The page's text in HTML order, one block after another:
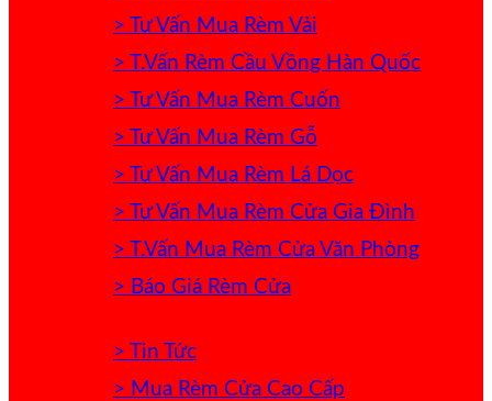
> Tư Vấn Mua Rèm Vải
> T.Vấn Rèm Cầu Vồng Hàn Quốc
> Tư Vấn Mua Rèm Cuốn
> Tư Vấn Mua Rèm Gỗ
> Tư Vấn Mua Rèm Lá Dọc
> Tư Vấn Mua Rèm Cửa Gia Đình
> T.Vấn Mua Rèm Cửa Văn Phòng
> Báo Giá Rèm Cửa
> Tin Tức
> Mua Rèm Cửa Cao Cấp